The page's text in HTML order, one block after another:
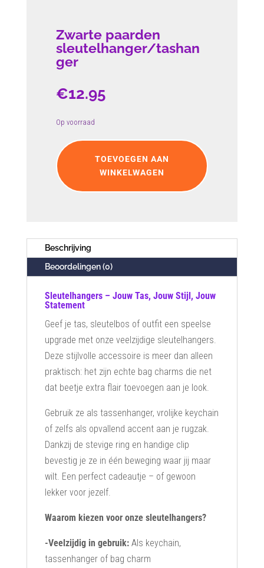
Zwarte paarden
sleutelhanger/tashan
ger
€12.95
Op voorraad
Zwarte
paarden
sleutelhanger/tashanger
aantal
TOEVOEGEN AAN
WINKELWAGEN
Beschrijving
Beoordelingen (0)
Sleutelhangers – Jouw Tas, Jouw Stijl, Jouw
Statement
Geef je tas, sleutelbos of outfit een speelse
upgrade met onze veelzijdige sleutelhangers.
Deze stijlvolle accessoire is meer dan alleen
praktisch: het zijn echte bag charms die net
dat beetje extra flair toevoegen aan je look.
Gebruik ze als tassenhanger, vrolijke keychain
of zelfs als opvallend accent aan je rugzak.
Dankzij de stevige ring en handige clip
bevestig je ze in één beweging waar jij maar
wilt. Een perfect cadeautje – of gewoon
lekker voor jezelf.
Waarom kiezen voor onze sleutelhangers?
-Veelzijdig in gebruik:Als keychain,
tassenhanger of bag charm